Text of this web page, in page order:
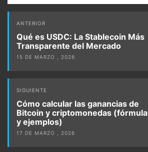
Post
navigation
ANTERIOR
Qué es USDC: La Stablecoin Más
Transparente del Mercado
15 DE MARZO , 2026
SIGUIENTE
Cómo calcular las ganancias de
Bitcoin y criptomonedas (fórmula
y ejemplos)
17 DE MARZO , 2026